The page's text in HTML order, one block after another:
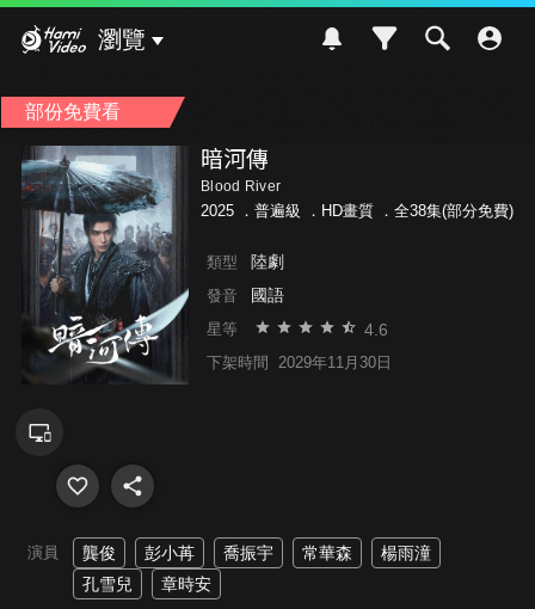
瀏覽
部份免費看
暗河傳
Blood River
2025 ． 普遍級 ．HD畫質 ．全38集(部分免費)
類型 陸劇
發音 國語
星等 4.6
下架時間 2029年11月30日
演員 龔俊 彭小苒 喬振宇 常華森
楊雨潼
孔雪兒
章時安